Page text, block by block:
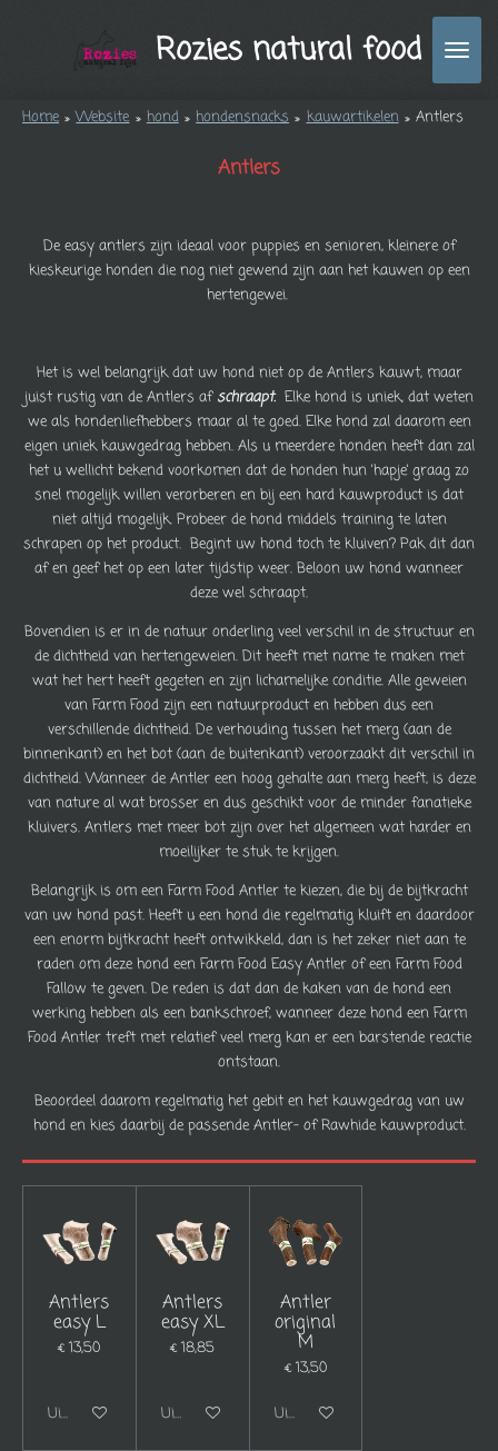
hoofdinhoud
Rozies natural food
Home » Website » hond » hondensnacks » kauwartikelen » Antlers
Antlers
De easy antlers zijn ideaal voor puppies en senioren, kleinere of
kieskeurige honden die nog niet gewend zijn aan het kauwen op een
hertengewei.
Het is wel belangrijk dat uw hond niet op de Antlers kauwt, maar
juist rustig van de Antlers af schraapt. Elke hond is uniek, dat weten
we als hondenliefhebbers maar al te goed. Elke hond zal daarom een
eigen uniek kauwgedrag hebben. Als u meerdere honden heeft dan zal
het u wellicht bekend voorkomen dat de honden hun ‘hapje’ graag zo
snel mogelijk willen verorberen en bij een hard kauwproduct is dat
niet altijd mogelijk. Probeer de hond middels training te laten
schrapen op het product. Begint uw hond toch te kluiven? Pak dit dan
af en geef het op een later tijdstip weer. Beloon uw hond wanneer
deze wel schraapt.
Bovendien is er in de natuur onderling veel verschil in de structuur en
de dichtheid van hertengeweien. Dit heeft met name te maken met
wat het hert heeft gegeten en zijn lichamelijke conditie. Alle geweien
van Farm Food zijn een natuurproduct en hebben dus een
verschillende dichtheid. De verhouding tussen het merg (aan de
binnenkant) en het bot (aan de buitenkant) veroorzaakt dit verschil in
dichtheid. Wanneer de Antler een hoog gehalte aan merg heeft, is deze
van nature al wat brosser en dus geschikt voor de minder fanatieke
kluivers. Antlers met meer bot zijn over het algemeen wat harder en
moeilijker te stuk te krijgen.
Belangrijk is om een Farm Food Antler te kiezen, die bij de bijtkracht
van uw hond past. Heeft u een hond die regelmatig kluift en daardoor
een enorm bijtkracht heeft ontwikkeld, dan is het zeker niet aan te
raden om deze hond een Farm Food Easy Antler of een Farm Food
Fallow te geven. De reden is dat dan de kaken van de hond een
werking hebben als een bankschroef, wanneer deze hond een Farm
Food Antler treft met relatief veel merg kan er een barstende reactie
ontstaan.
Beoordeel daarom regelmatig het gebit en het kauwgedrag van uw
hond en kies daarbij de passende Antler- of Rawhide kauwproduct.
Antlers
easy L
€ 13,50
Uitgeschakeld
Antlers
easy XL
€ 18,85
Uitgeschakeld
Antler
original
M
€ 13,50
Uitgeschakeld